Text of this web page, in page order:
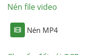
Nén file video
Nén MP4